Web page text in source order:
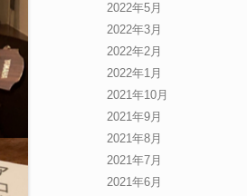
2022年5月
2022年3月
2022年2月
2022年1月
2021年10月
2021年9月
2021年8月
2021年7月
2021年6月